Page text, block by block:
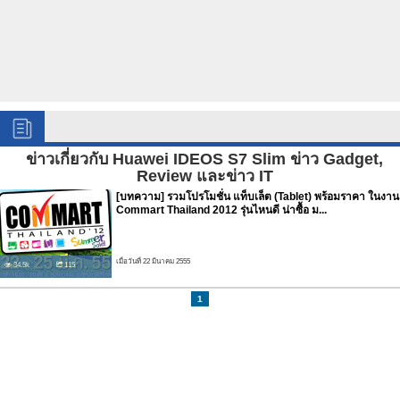
ข่าวเกี่ยวกับ Huawei IDEOS S7 Slim ข่าว Gadget,
Review และข่าว IT
34.5k 115
[บทความ] รวมโปรโมชั่น แท็บเล็ต (Tablet) พร้อมราคา ในงาน
Commart Thailand 2012 รุ่นไหนดี น่าซื้อ ม...
เมื่อวันที่ 22 มีนาคม 2555
1